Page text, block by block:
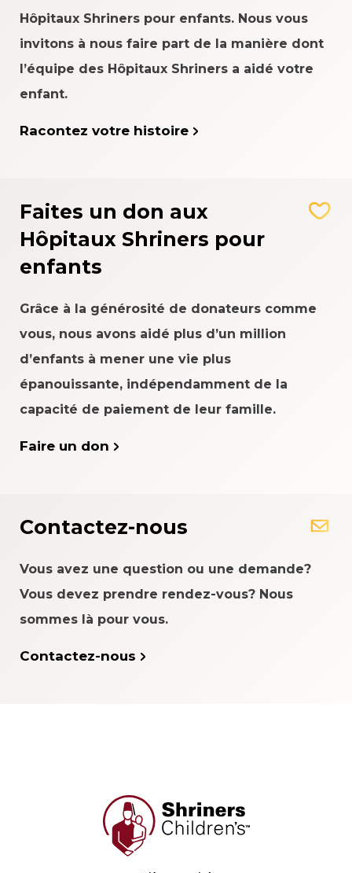
Hôpitaux Shriners pour enfants. Nous vous
invitons à nous faire part de la manière dont
l’équipe des Hôpitaux Shriners a aidé votre
enfant.
Racontez votre histoire
Faites un don aux
Hôpitaux Shriners pour
enfants
Grâce à la générosité de donateurs comme
vous, nous avons aidé plus d’un million
d’enfants à mener une vie plus
épanouissante, indépendamment de la
capacité de paiement de leur famille.
Faire un don
Contactez-nous
Vous avez une question ou une demande?
Vous devez prendre rendez-vous? Nous
sommes là pour vous.
Contactez-nous